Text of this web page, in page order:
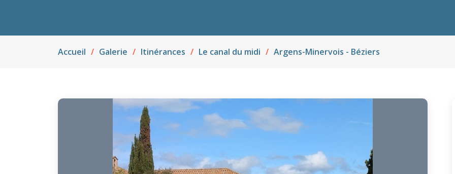
Accueil Galerie Itinérances Le canal du midi Argens-Minervois - Béziers